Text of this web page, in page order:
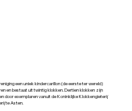
een uniek kindercarillon (de eerste ter wereld)
en bestaat uit twintig klokken. Dertien klokken zijn
door exemplaren vanuit de Koninklijke Klokkengieterij
te Asten.